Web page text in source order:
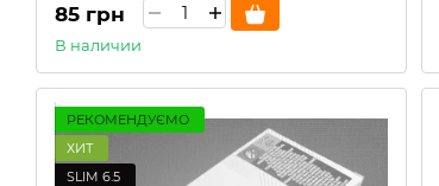
85 грн
В наличии
РЕКОМЕНДУЄМО
ХИТ
SLIM 6.5